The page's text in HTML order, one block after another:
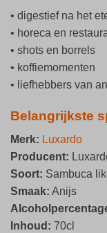
• digestief na het
• horeca en
• shots en borrels
• koffiemomenten
• liefhebbers van
Belangrijkste
Merk: Luxardo
Producent:
Soort: Sambuca
Smaak: Anijs
Inhoud: 70cl